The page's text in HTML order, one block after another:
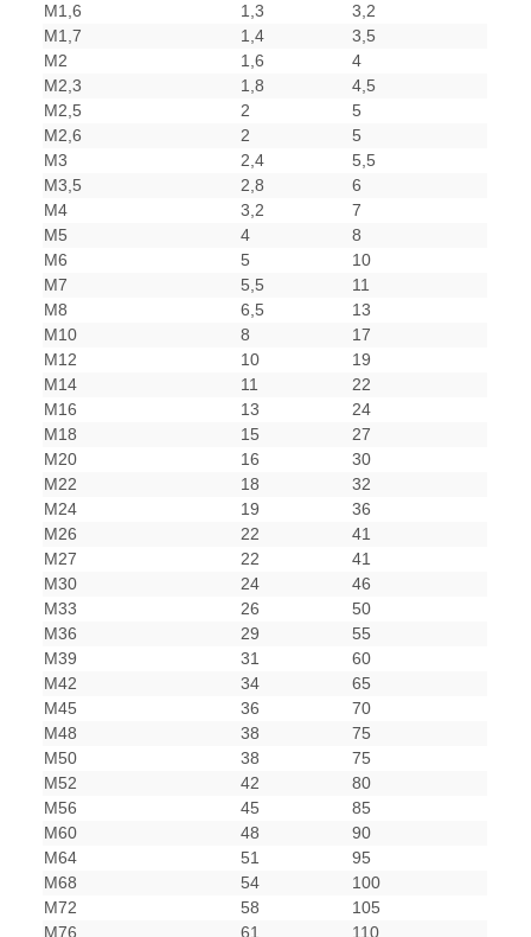
M1,6
1,3
3,2
M1,7
1,4
3,5
M2
1,6
4
M2,3
1,8
4,5
M2,5
2
5
M2,6
2
5
M3
2,4
5,5
M3,5
2,8
6
M4
3,2
7
M5
4
8
M6
5
10
M7
5,5
11
M8
6,5
13
M10
8
17
M12
10
19
M14
11
22
M16
13
24
M18
15
27
M20
16
30
M22
18
32
M24
19
36
M26
22
41
M27
22
41
M30
24
46
M33
26
50
M36
29
55
M39
31
60
M42
34
65
M45
36
70
M48
38
75
M50
38
75
M52
42
80
M56
45
85
M60
48
90
M64
51
95
M68
54
100
M72
58
105
M76
61
110